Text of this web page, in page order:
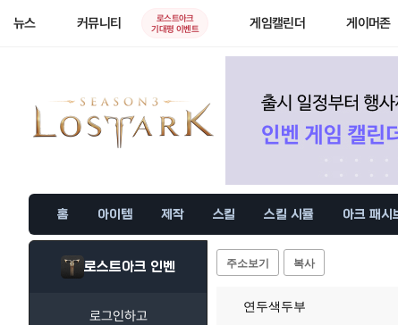
뉴스 커뮤니티
로스트아크
기대평 이벤트
게임캘린더 게이머존
홈 아이템 제작 스킬 스킬 시뮬 아크 패시
로스트아크 인벤
로그인하고
주소보기 복사
연두색두부